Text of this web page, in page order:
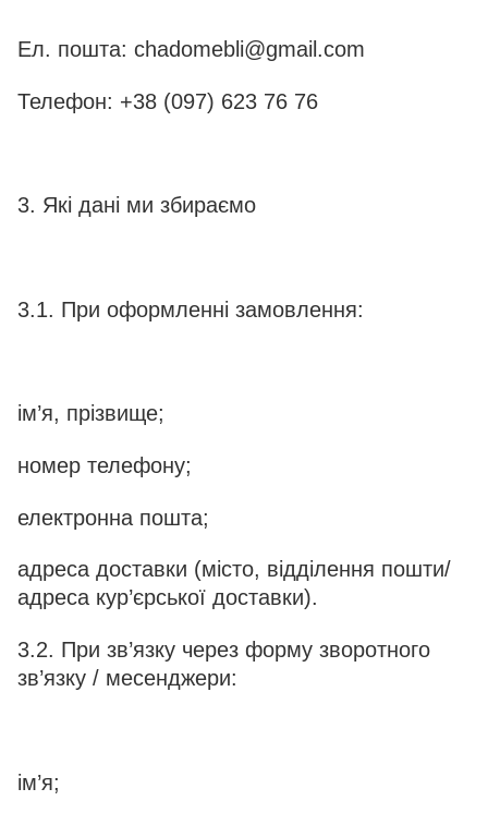
Ел. пошта: chadomebli@gmail.com
Телефон: +38 (097) 623 76 76
3. Які дані ми збираємо
3.1. При оформленні замовлення:
ім’я, прізвище;
номер телефону;
електронна пошта;
адреса доставки (місто, відділення пошти/
адреса кур’єрської доставки).
3.2. При зв’язку через форму зворотного
зв’язку / месенджери:
ім’я;